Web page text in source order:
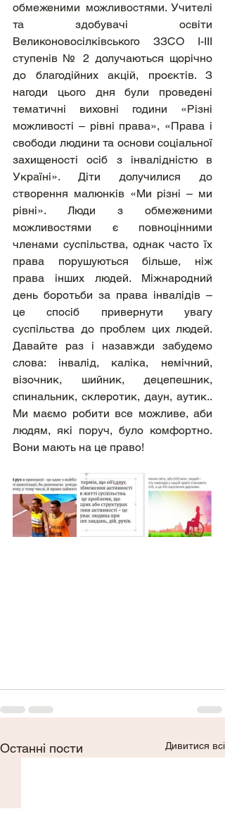
обмеженими можливостями. Учителі
та здобувачі освіти
Великоновосілківського ЗЗСО І-ІІІ
ступенів № 2 долучаються щорічно
до благодійних акцій, проєктів. З
нагоди цього дня були проведені
тематичні виховні години «Різні
можливості – рівні права», «Права і
свободи людини та основи соціальної
захищеності осіб з інвалідністю в
Україні». Діти долучилися до
створення малюнків «Ми різні – ми
рівні». Люди з обмеженими
можливостями є повноцінними
членами суспільства, однак часто їх
права порушуються більше, ніж
права інших людей. Міжнародний
день боротьби за права інвалідів –
це спосіб привернути увагу
суспільства до проблем цих людей.
Давайте раз і назавжди забудемо
слова: інвалід, каліка, немічний,
візочник, шийник, децепешник,
спинальник, склеротик, даун, аутик..
Ми маємо робити все можливе, аби
людям, які поруч, було комфортно.
Вони мають на це право!
Останні пости Дивитися всі